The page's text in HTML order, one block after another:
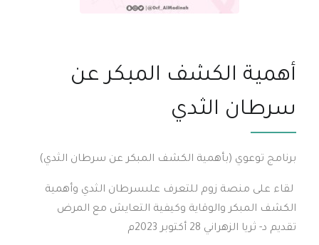
أهمية الكشف المبكر عن
سرطان الثدي
برنامج توعوي (بأهمية الكشف المبكر عن سرطان الثدي)
لقاء على منصة زوم للتعرف علىسرطان الثدي وأهمية
الكشف المبكر والوقاية وكيفية التعايش مع المرض
تقديم د- ثريا الزهراني 28 أكتوبر 2023م